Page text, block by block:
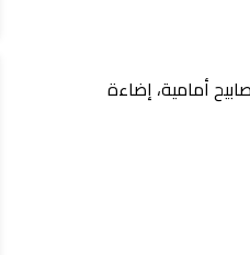
أمامية، إضاءة